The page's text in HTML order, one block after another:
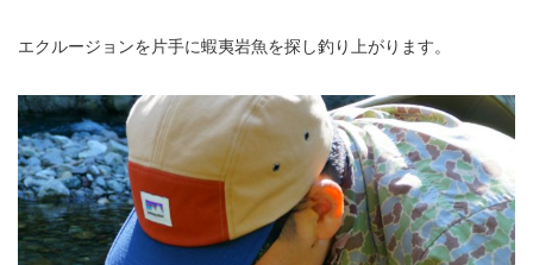
エクルージョンを片手に蝦夷岩魚を探し釣り上がります。